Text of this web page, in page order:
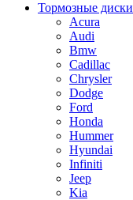
Тормозные диски
Acura
Audi
Bmw
Cadillac
Chrysler
Dodge
Ford
Honda
Hummer
Hyundai
Infiniti
Jeep
Kia